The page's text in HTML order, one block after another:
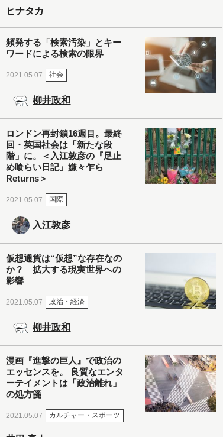
ヒナタカ
頻発する「検索汚染」とキー
ワードによる検索の限界
2021.05.07 社会
柳井政和
ロンドン再封鎖16週目。最終
回・英国社会は「新たな段
階」に。＜入江敦彦の『足止
め喰らい日記』嫌々乍ら
Returns＞
2021.05.07 国際
入江敦彦
仮想通貨は“仮想”な存在なの
か？ 拡大する現実世界への
影響
2021.05.07 政治・経済
柳井政和
漫画『進撃の巨人』で政治の
エッセンスを。 良質なエンタ
ーテイメントは「政治離れ」
の処方箋
2021.05.07 カルチャー・スポーツ